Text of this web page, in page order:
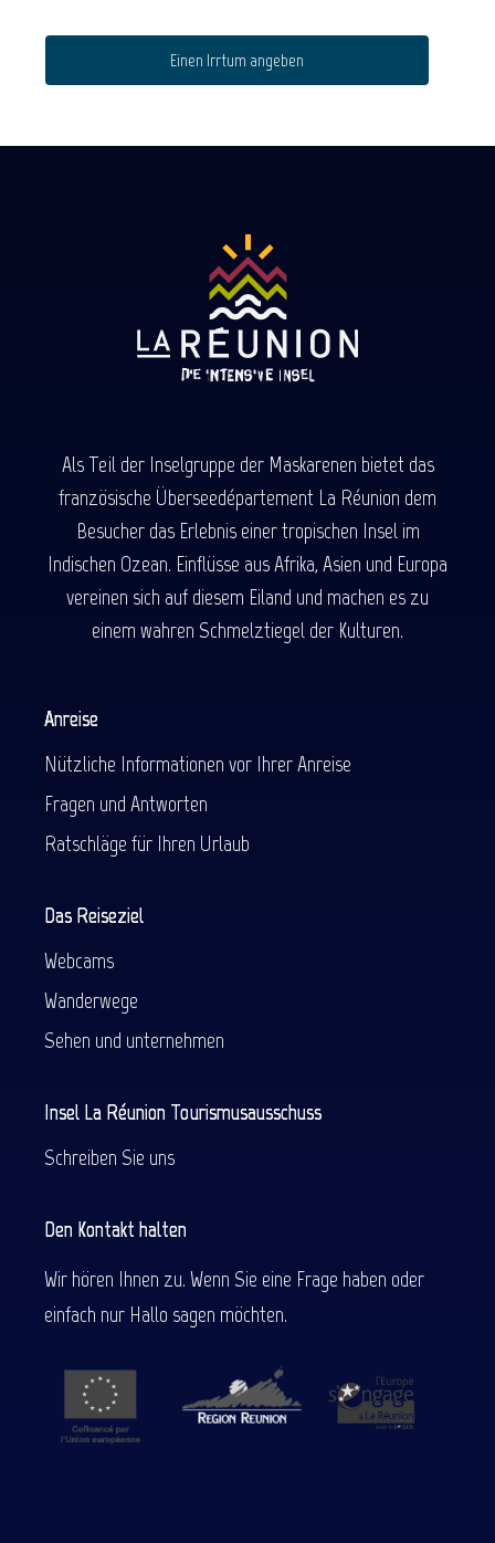
Einen Irrtum angeben
Als Teil der Inselgruppe der Maskarenen bietet das
französische Überseedépartement La Réunion dem
Besucher das Erlebnis einer tropischen Insel im
Indischen Ozean. Einflüsse aus Afrika, Asien und Europa
vereinen sich auf diesem Eiland und machen es zu
einem wahren Schmelztiegel der Kulturen.
Anreise
Nützliche Informationen vor Ihrer Anreise
Fragen und Antworten
Ratschläge für Ihren Urlaub
Das Reiseziel
Webcams
Wanderwege
Sehen und unternehmen
Insel La Réunion Tourismusausschuss
Schreiben Sie uns
Den Kontakt halten
Wir hören Ihnen zu. Wenn Sie eine Frage haben oder
einfach nur Hallo sagen möchten.